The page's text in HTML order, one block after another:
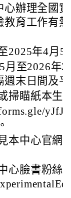
辦理全國
教育工作有
2025年4月5
月至2026年
週末日間及
掃瞄紙本生
本中心官網
心臉書粉絲